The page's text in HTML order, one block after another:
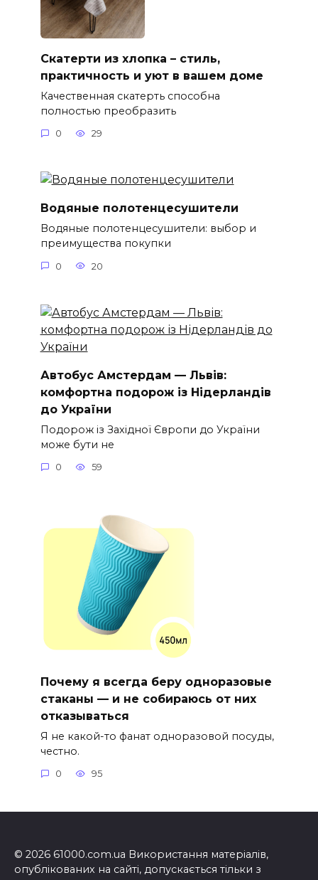
Скатерти из хлопка – стиль,
практичность и уют в вашем доме
Качественная скатерть способна
полностью преобразить
0 29
Водяные полотенцесушители
Водяные полотенцесушители: выбор и
преимущества покупки
0 20
Автобус Амстердам — Львів:
комфортна подорож із Нідерландів
до України
Подорож із Західної Європи до України
може бути не
0 59
Почему я всегда беру одноразовые
стаканы — и не собираюсь от них
отказываться
Я не какой-то фанат одноразовой посуды,
честно.
0 95
© 2026 61000.com.ua Використання матеріалів,
опублікованих на сайті, допускається тільки з